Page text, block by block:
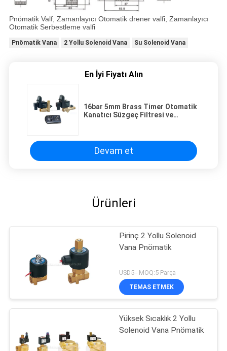
Pnömatik Valf, Zamanlayıcı Otomatik drener valfi, Zamanlayıcı
Otomatik Serbestleme valfi
Pnömatik Vana 2 Yollu Solenoid Vana Su Solenoid Vana
En İyi Fiyatı Alın
16bar 5mm Brass Timer Otomatik
Kanatıcı Süzgeç Filtresi ve
Devam et
Ürünleri
Pirinç 2 Yollu Solenoid
Vana Pnömatik
USD5-- MOQ:5 Parça
TEMAS ETMEK
Yüksek Sıcaklık 2 Yollu
Solenoid Vana Pnömatik